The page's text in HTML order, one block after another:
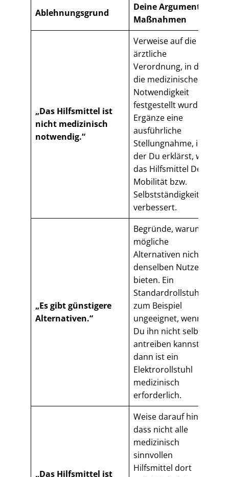
Ablehnungsgrund
Deine Argumente /
Maßnahmen
„Das Hilfsmittel ist
nicht medizinisch
notwendig.“
Verweise auf die
ärztliche
Verordnung, in der
die medizinische
Notwendigkeit
festgestellt wurde.
Ergänze eine
ausführliche
Stellungnahme, in
der Du erklärst, wie
das Hilfsmittel Deine
Mobilität bzw.
Selbstständigkeit
verbessert.
„Es gibt günstigere
Alternativen.“
Begründe, warum
mögliche
Alternativen nicht
denselben Nutzen
bieten. Ein
Standardrollstuhl ist
zum Beispiel
ungeeignet, wenn
Du ihn nicht selbst
antreiben kannst –
dann ist ein
Elektrorollstuhl
medizinisch
erforderlich.
„Das Hilfsmittel ist
Weise darauf hin,
dass nicht alle
medizinisch
sinnvollen
Hilfsmittel dort